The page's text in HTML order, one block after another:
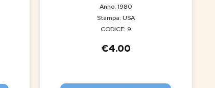
Anno: 1980
Stampa: USA
CODICE: 9
€4.00